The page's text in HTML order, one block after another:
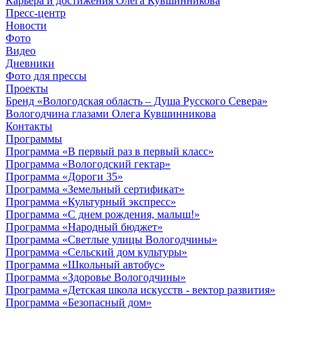
Пресс-центр
Новости
Фото
Видео
Дневники
Фото для прессы
Проекты
Бренд «Вологодская область – Душа Русского Севера»
Вологодчина глазами Олега Кувшинникова
Контакты
Программы
Программа «В первый раз в первый класс»
Программа «Вологодский гектар»
Программа «Дороги 35»
Программа «Земельный сертификат»
Программа «Культурный экспресс»
Программа «С днем рождения, малыш!»
Программа «Народный бюджет»
Программа «Светлые улицы Вологодчины»
Программа «Сельский дом культуры»
Программа «Школьный автобус»
Программа «Здоровье Вологодчины»
Программа «Детская школа искусств - вектор развития»
Программа «Безопасный дом»